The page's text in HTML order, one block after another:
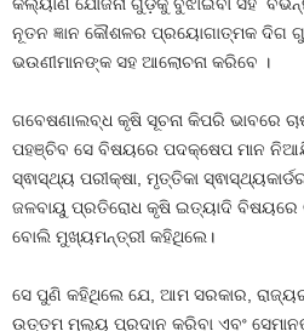
କଲ୍ୟାଣ ଯୋଜନା ଗୁଡ଼ିକୁ ବୁଝାଇବା ସହ
ନୂତନ ଜ୍ଞାନ କୌଶଳର ପ୍ରୟୋଗାତ୍ମକ ଦିଗ
ଭଉଣୀମାନଙ୍କ ସହ ଆଲୋଚନା କରିବେ ।
ଗବେଷଣାଲବ୍‍ଧ କୃଷି ସୂଚନା କିପରି ଭାବରେ
ପହଞ୍ଚିବ ସେ ବିଷୟରେ ପଦକ୍ଷେପ ମାନ
ସ୍ଵାସ୍ଥ୍ୟ ପରୀକ୍ଷା, ମୃତ୍ତିକା
ଜଳବାୟୁ ପ୍ରତିରୋଧ କୃଷି ଇତ୍ୟାଦି ବିଷୟରେ
ବୋଲି ମୁଖ୍ୟମନ୍ତ୍ରୀ କହିଥିଲେ।
ସେ ପୁଣି କହିଥିଲେ ଯେ, ଆମ ସରକାର, ରାଜ୍ୟର
ଉତ୍ତମ ମୂଲ୍ୟ ପ୍ରଦାନ କରିବା ଏବଂ